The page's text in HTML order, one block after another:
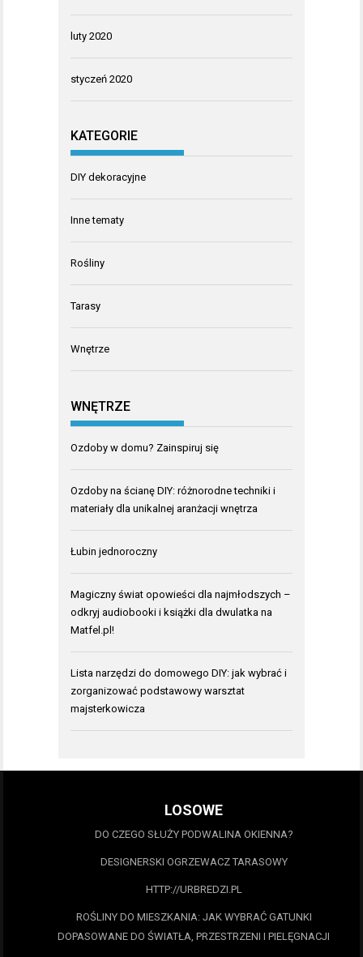
luty 2020
styczeń 2020
KATEGORIE
DIY dekoracyjne
Inne tematy
Rośliny
Tarasy
Wnętrze
WNĘTRZE
Ozdoby w domu? Zainspiruj się
Ozdoby na ścianę DIY: różnorodne techniki i
materiały dla unikalnej aranżacji wnętrza
Łubin jednoroczny
Magiczny świat opowieści dla najmłodszych –
odkryj audiobooki i książki dla dwulatka na
Matfel.pl!
Lista narzędzi do domowego DIY: jak wybrać i
zorganizować podstawowy warsztat
majsterkowicza
LOSOWE
DO CZEGO SŁUŻY PODWALINA OKIENNA?
DESIGNERSKI OGRZEWACZ TARASOWY
HTTP://URBREDZI.PL
ROŚLINY DO MIESZKANIA: JAK WYBRAĆ GATUNKI
DOPASOWANE DO ŚWIATŁA, PRZESTRZENI I PIELĘGNACJI